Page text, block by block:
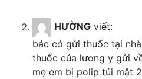
HƯỜNG viết:
bác có gửi thuốc tại
thuốc của lương y gửi
mẹ em bị polip túi mật